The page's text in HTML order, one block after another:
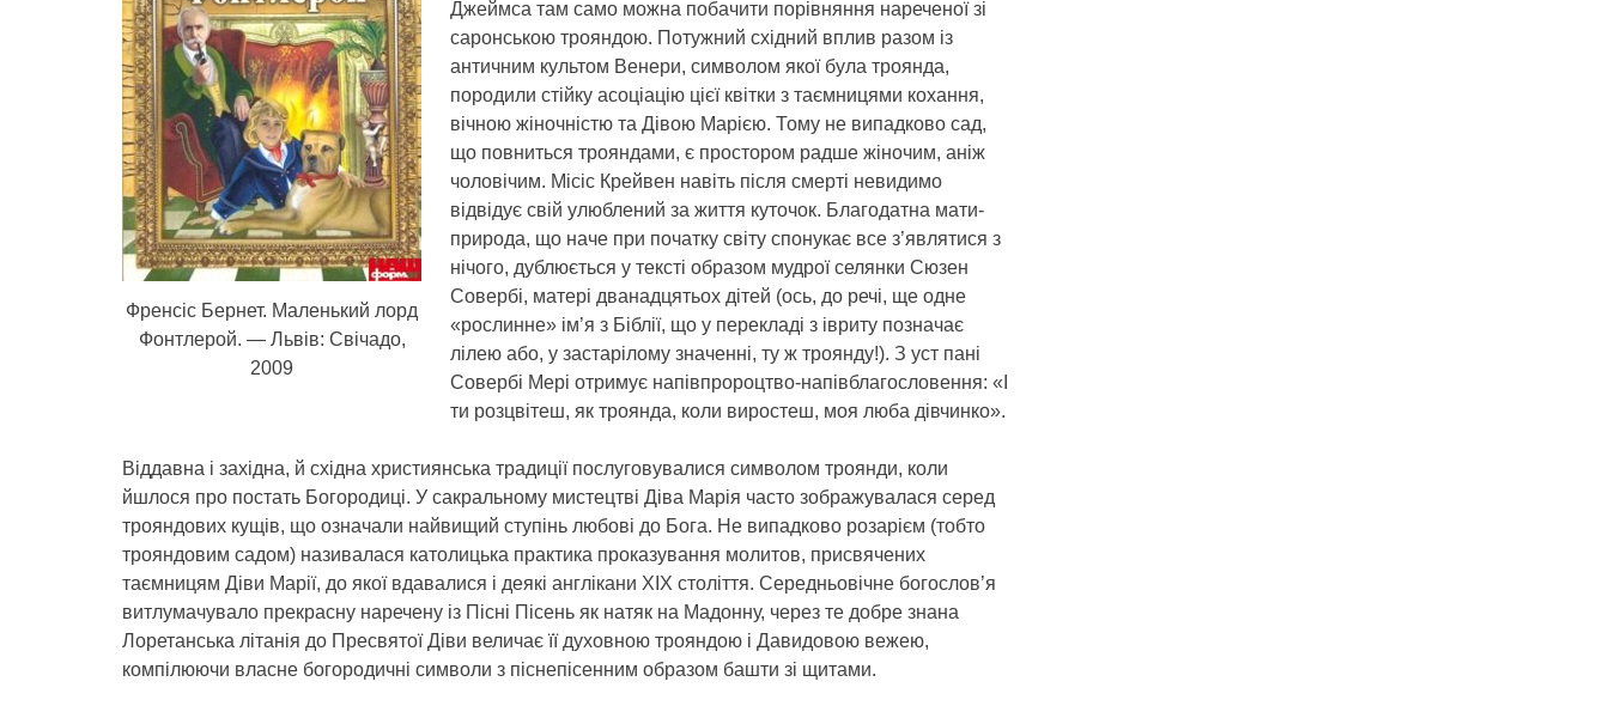
Френсіс Бернет. Маленький лорд
Фонтлерой. — Львів: Свічадо,
2009
Джеймса там само можна побачити порівняння нареченої зі
саронською трояндою. Потужний східний вплив разом із
античним культом Венери, символом якої була троянда,
породили стійку асоціацію цієї квітки з таємницями кохання,
вічною жіночністю та Дівою Марією. Тому не випадково сад,
що повниться трояндами, є простором радше жіночим, аніж
чоловічим. Місіс Крейвен навіть після смерті невидимо
відвідує свій улюблений за життя куточок. Благодатна мати-
природа, що наче при початку світу спонукає все з’являтися з
нічого, дублюється у тексті образом мудрої селянки Сюзен
Совербі, матері дванадцятьох дітей (ось, до речі, ще одне
«рослинне» ім’я з Біблії, що у перекладі з івриту позначає
лілею або, у застарілому значенні, ту ж троянду!). З уст пані
Совербі Мері отримує напівпророцтво-напівблагословення: «І
ти розцвітеш, як троянда, коли виростеш, моя люба дівчинко».
Віддавна і західна, й східна християнська традиції послуговувалися символом троянди, коли
йшлося про постать Богородиці. У сакральному мистецтві Діва Марія часто зображувалася серед
трояндових кущів, що означали найвищий ступінь любові до Бога. Не випадково розарієм (тобто
трояндовим садом) називалася католицька практика проказування молитов, присвячених
таємницям Діви Марії, до якої вдавалися і деякі англікани XIX століття. Середньовічне богослов’я
витлумачувало прекрасну наречену із Пісні Пісень як натяк на Мадонну, через те добре знана
Лоретанська літанія до Пресвятої Діви величає її духовною трояндою і Давидовою вежею,
компілюючи власне богородичні символи з піснепісенним образом башти зі щитами.